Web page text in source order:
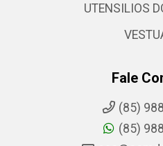
UTENSILIOS
Fale
(85)
(85)